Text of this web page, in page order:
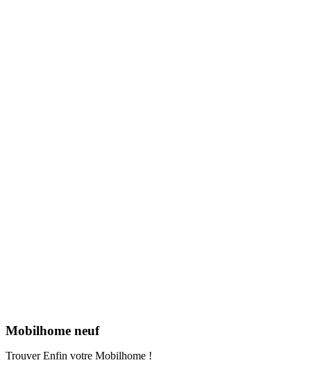
Mobilhome neuf
Trouver Enfin votre Mobilhome !